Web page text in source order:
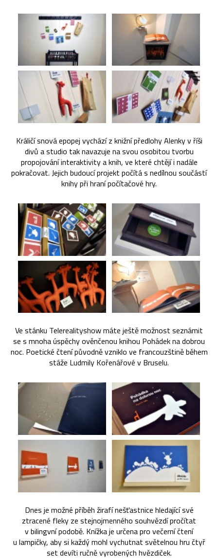
Králičí snová epopej vychází z knižní předlohy Alenky v říši
divů a studio tak navazuje na svou osobitou tvorbu
propojování interaktivity a knih, ve které chtějí i nadále
pokračovat. Jejich budoucí projekt počítá s nedílnou součástí
knihy při hraní počítačové hry.
Ve stánku Telerealityshow máte ještě možnost seznámit
se s mnoha úspěchy ověnčenou knihou Pohádek na dobrou
noc. Poetické čtení původně vzniklo ve francouzštině během
stáže Ludmily Kořenářové v Bruselu.
Dnes je možné příběh žirafí nešťastnice hledající své
ztracené fleky ze stejnojmenného souhvězdí pročítat
v bilingvní podobě. Knížka je určena pro večerní čtení
u lampičky, aby si každý mohl vychutnat světelnou hru čtyř
set devíti ručně vyrobených hvězdiček.